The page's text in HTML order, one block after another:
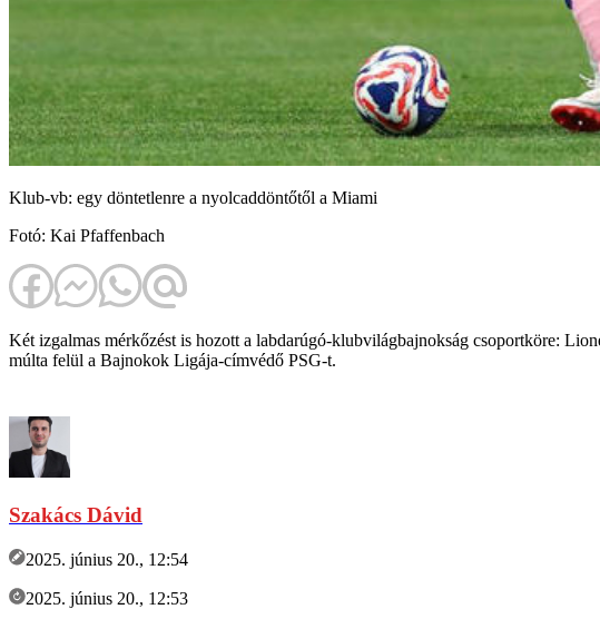
Klub-vb: egy döntetlenre a nyolcaddöntőtől a Miami
Fotó: Kai Pfaffenbach
Két izgalmas mérkőzést is hozott a labdarúgó-klubvilágbajnokság csoportköre:
múlta felül a Bajnokok Ligája-címvédő PSG-t.
Szakács Dávid
2025. június 20., 12:54
2025. június 20., 12:53